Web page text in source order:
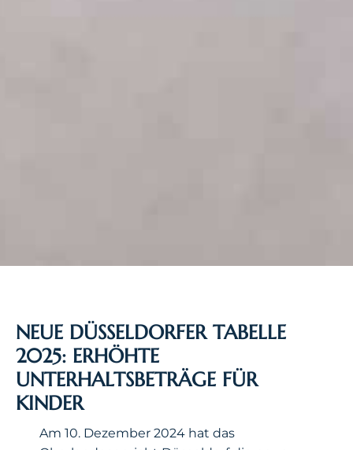
NEUE DÜSSELDORFER TABELLE
2025: ERHÖHTE
UNTERHALTSBETRÄGE FÜR
KINDER
Am 10. Dezember 2024 hat das